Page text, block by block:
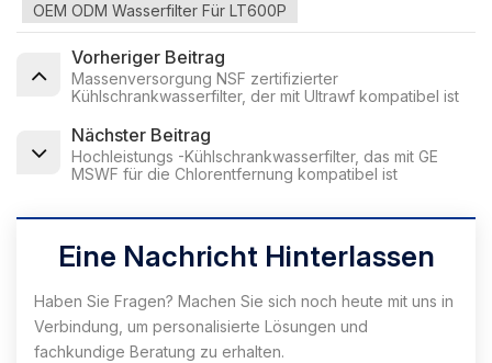
OEM ODM Wasserfilter Für LT600P
Vorheriger Beitrag
Massenversorgung NSF zertifizierter
Kühlschrankwasserfilter, der mit Ultrawf kompatibel ist
Nächster Beitrag
Hochleistungs -Kühlschrankwasserfilter, das mit GE
MSWF für die Chlorentfernung kompatibel ist
Eine Nachricht Hinterlassen
Haben Sie Fragen? Machen Sie sich noch heute mit uns in
Verbindung, um personalisierte Lösungen und
fachkundige Beratung zu erhalten.